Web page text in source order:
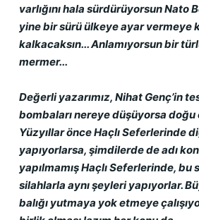
varlığını hala sürdürüyorsun Nato
yine bir sürü ülkeye ayar vermeye
kalkacaksın... Anlamıyorsun bir
mermer...
Değerli yazarımız, Nihat Genç’in
bombaları nereye düşüyorsa doğu
Yüzyıllar önce Haçlı Seferlerinde
yapıyorlarsa, şimdilerde de adı
yapılmamış Haçlı Seferlerinde, bu
silahlarla aynı şeyleri yapıyorlar.
balığı yutmaya yok etmeye